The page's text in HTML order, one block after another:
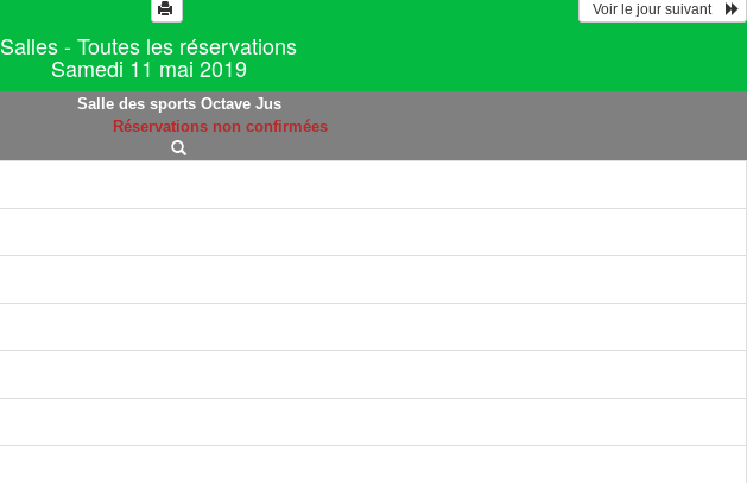
  Voir le jour suivant
Salles - Toutes les réservations
Samedi 11 mai 2019
Salle des sports Octave Jus
Réservations non confirmées